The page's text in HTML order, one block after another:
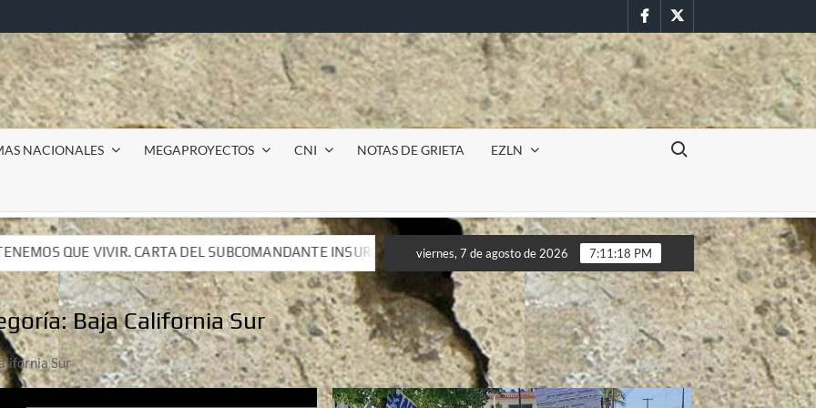
FacebookTwitter
NACIONALES MEGAPROYECTOS CNI NOTAS DE GRIETA EZLN
Buscar:
DEL SUBCOMANDANTE INSURGENTE MOISÉS A LUIS DE TAVIRA
Incursión militar en la UAEM (Morelos) durante paro
SUBCOMANDANTE INSURGENTE MOISÉS A LUIS DE TAVIRA
Incursión militar en la UAEM (Morelos) durante paro
viernes, 7 de agosto de 2026 7:11:20 PM
Baja California Sur
Sur